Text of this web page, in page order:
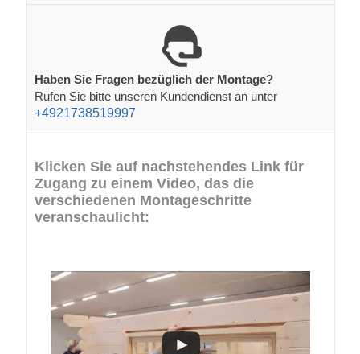
Haben Sie Fragen bezüglich der Montage?
Rufen Sie bitte unseren Kundendienst an unter
+4921738519997
Klicken Sie auf nachstehendes Link für
Zugang zu einem Video, das die
verschiedenen Montageschritte
veranschaulicht: